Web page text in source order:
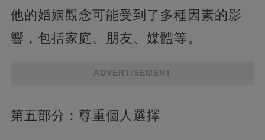
他的婚姻觀念可能受到了多種因素的影
響，包括家庭、朋友、媒體等。
ADVERTISEMENT
第五部分：尊重個人選擇